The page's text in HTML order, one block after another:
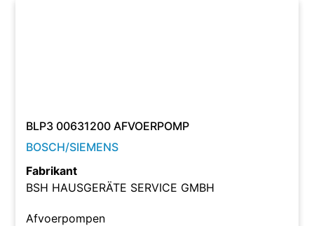
BLP3 00631200 AFVOERPOMP
BOSCH/SIEMENS
Fabrikant
BSH HAUSGERÄTE SERVICE GMBH
Afvoerpompen